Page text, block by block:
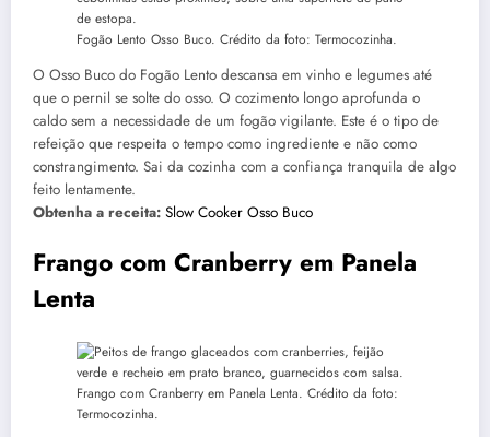
Fogão Lento Osso Buco. Crédito da foto: Termocozinha.
O Osso Buco do Fogão Lento descansa em vinho e legumes até
que o pernil se solte do osso. O cozimento longo aprofunda o
caldo sem a necessidade de um fogão vigilante. Este é o tipo de
refeição que respeita o tempo como ingrediente e não como
constrangimento. Sai da cozinha com a confiança tranquila de algo
feito lentamente.
Obtenha a receita: Slow Cooker Osso Buco
Frango com Cranberry em Panela
Lenta
Frango com Cranberry em Panela Lenta. Crédito da foto:
Termocozinha.